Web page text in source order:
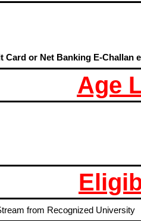
Card or Net Banking E-Challan
Age
from Recognized University